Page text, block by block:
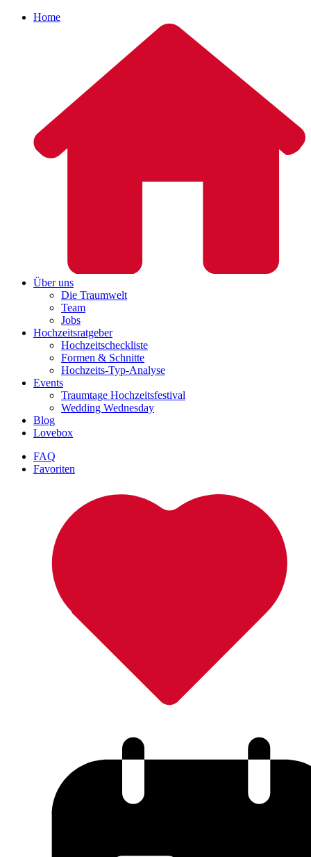
Home
Über uns
Die Traumwelt
Team
Jobs
Hochzeitsratgeber
Hochzeitscheckliste
Formen & Schnitte
Hochzeits-Typ-Analyse
Events
Traumtage Hochzeitsfestival
Wedding Wednesday
Blog
Lovebox
FAQ
Favoriten